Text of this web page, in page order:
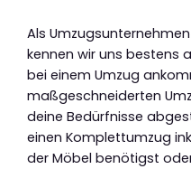
Als
kennen wir uns bestens
bei einem Umzug
maßgeschneiderten
deine Bedürfnisse
einen Komplettumzug
der Möbel benötigst